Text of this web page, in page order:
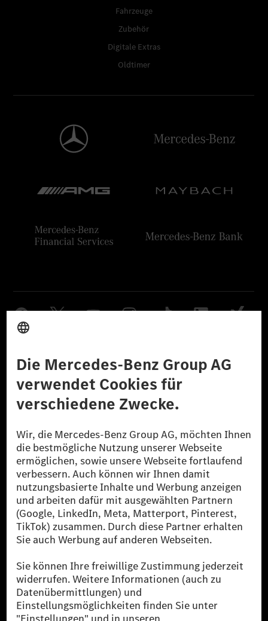
Fahrzeuge
Zubehör
Digitale Extras
Oldtimer
Datenschutz Lizenzhinweise Dritter Barrierefreiheit
© 2026 Mercedes-Benz Group AG. Alle Rechte vorbehalten.
[1] Bilanziell CO₂-neutral bedeutet, dass nicht vermiedene oder nicht
reduzierte CO₂-Emissionen bei der Mercedes-Benz Group durch
zertifizierte Ausgleichsprojekte kompensiert werden.
[2] Renewable Charging ist ein integraler Bestandteil von MB.CHARGE
Public in Europa, den USA, Kanada und China. Sofern an der jeweiligen
Ladestation noch kein Strom aus erneuerbaren Energien vorliegt,
verwendet Renewable Charging Grünstromzertifikate*. Diese stellen
sicher, dass für Ladevorgänge über MB.CHARGE Public eine äquivalente
Strommenge aus erneuerbaren Energien ins Stromnetz eingespeist wird.
* Inkl. EKOenergy Ökolabel
* Die angegebenen Werte wurden nach dem vorgeschriebenen
Messverfahren WLTP (Worldwide harmonised Light vehicles Test
Procedure) ermittelt. Die angegebenen Spannweiten beziehen sich auf
den europäischen Markt. Der Energieverbrauch und der CO₂-Ausstoß